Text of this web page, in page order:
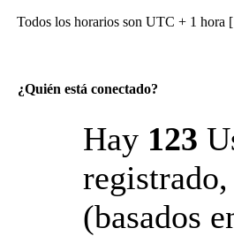
Todos los horarios son UTC + 1 hora [
¿Quién está conectado?
Hay 123
(basados